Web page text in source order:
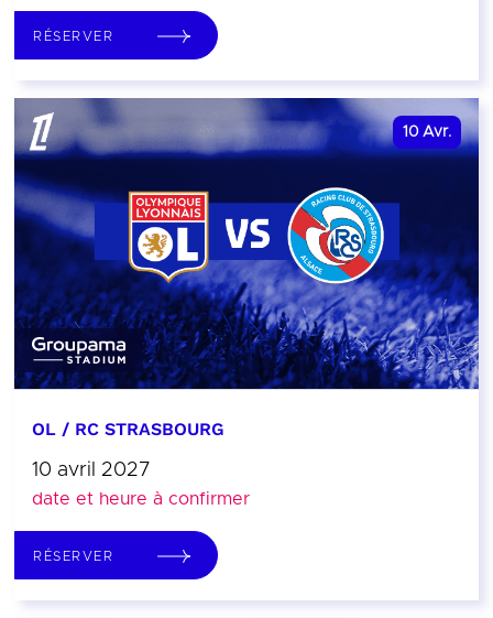
RÉSERVER
10 Avr.
OL / RC STRASBOURG
10 avril 2027
date et heure à confirmer
RÉSERVER